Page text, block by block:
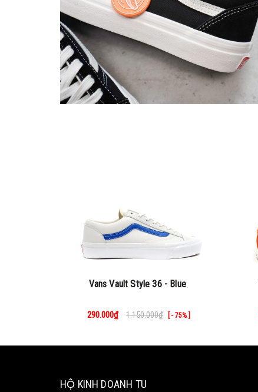
Vans Vault Style 36 - Blue
290.000₫ 1.150.000₫ [ - 75% ]
HỘ KINH DOANH TU